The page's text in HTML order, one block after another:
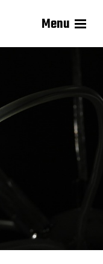
Menu